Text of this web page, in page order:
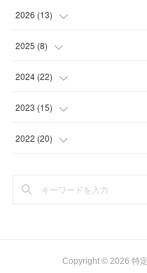
2026 (13)
( )
(2
(3
(1
2025 (8)
(1
(1
(2
(1)
2024 (22)
(2
(3
(2
2023 (15)
(1
(
2022 (20)
(
Copyright © 2026 特